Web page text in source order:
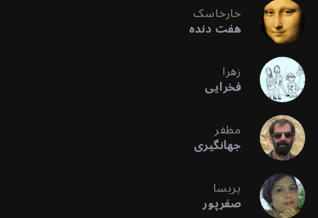
خارخاسک
هفت دنده
زهرا
فخرایی
مظفر
جهانگیری
پریسا
صفرپور